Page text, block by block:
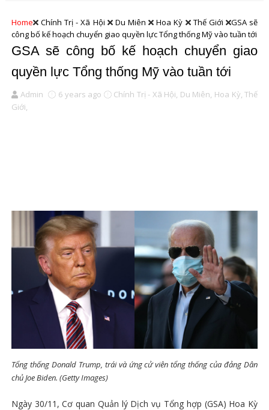
Home Chính Trị - Xã Hội Du Miên Hoa Kỳ Thế Giới
GSA sẽ
công bố kế hoạch chuyển giao quyền lực Tổng thống Mỹ vào tuần tới
GSA sẽ công bố kế hoạch chuyển giao
quyền lực Tổng thống Mỹ vào tuần tới
Admin 6 years ago Chính Trị - Xã Hội, Du Miên, Hoa Kỳ, Thế
Giới,
Tổng thống Donald Trump, trái và ứng cử viên tổng thống của đảng Dân
chủ Joe Biden. (Getty Images)
Ngày 30/11, Cơ quan Quản lý Dịch vụ Tổng hợp (GSA) Hoa Kỳ